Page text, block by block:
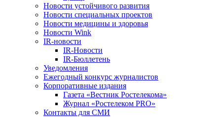
Новости устойчивого развития
Новости специальных проектов
Новости медицины и здоровья
Новости Wink
IR-новости
IR-Новости
IR-Бюллетень
Уведомления
Ежегодный конкурс журналистов
Корпоративные издания
Газета «Вестник Ростелекома»
Журнал «Ростелеком PRO»
Контакты для СМИ